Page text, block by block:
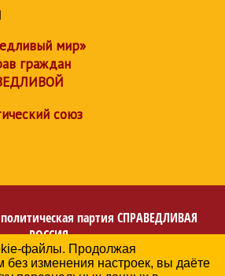
мир»
граждан
союз
партия СПРАВЕДЛИВАЯ
РОССИЯ
партии в Новосибирской
области
файлы. Продолжая
без изменения настроек, вы даёте